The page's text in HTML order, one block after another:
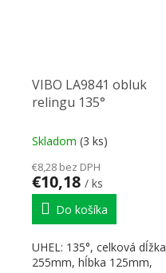
VIBO LA9841 obluk
relingu 135°
Skladom (3 ks)
€8,28 bez DPH
€10,18 / ks
Do košíka
UHEL: 135°, celková dĺžka
255mm, hĺbka 125mm,